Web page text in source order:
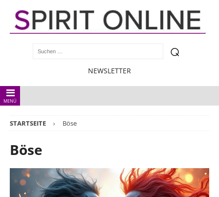
NEWSLETTER
MENÜ
STARTSEITE Böse
Böse